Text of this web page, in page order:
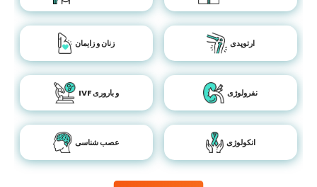
زنان و زایمان ارتوپدی
IVF و باروری نفرولوژی
عصب شناسی انکولوژی